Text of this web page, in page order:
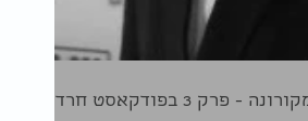
חרדים מקורונה - פרק 3 בפודקאסט חרדית